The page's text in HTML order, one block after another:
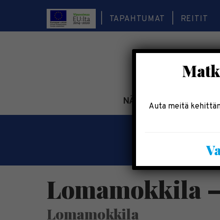
TAPAHTUMAT REITIT
NÄE & KOE TEE &
Lomamokkila
Lomamokkila
Auta meitä